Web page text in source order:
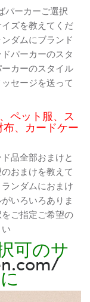
パーカーご選択
ズを教えてくだ
ダムにブランド
パーカーのスタ
カーのスタイル
セージを送って
ペット服、ス
、カードケー
品全部おまけと
おまけを教えて
ンダムにおまけ
いろいろありま
ご指定ご希望の
可のサ